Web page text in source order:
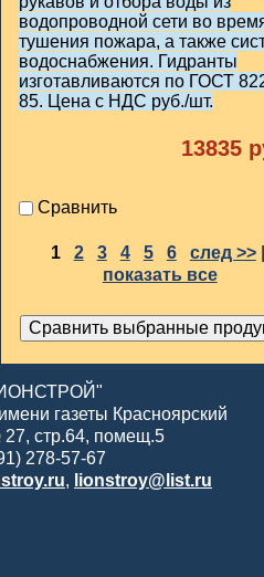
водопроводной сети во
тушения пожара, а также
водоснабжения. Гидранты
изготавливаются по ГОСТ
85. Цена с НДС руб./шт.
13835
Сравнить
1 2 3 4 5 6 след >>
показать все
газеты Красноярский
стр.64, помещ.5
278-57-67
, lionstroy@list.ru